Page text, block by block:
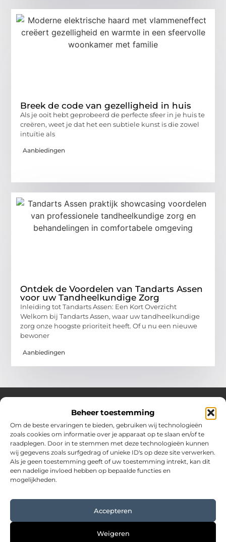
Beheer toestemming
Om de beste ervaringen te bieden, gebruiken wij technologieën
zoals cookies om informatie over je apparaat op te slaan en/of te
raadplegen. Door in te stemmen met deze technologieën kunnen
wij gegevens zoals surfgedrag of unieke ID's op deze site verwerken.
Als je geen toestemming geeft of uw toestemming intrekt, kan dit
een nadelige invloed hebben op bepaalde functies en
mogelijkheden.
Accepteren
Weigeren
Breek de code van gezelligheid in huis
Als je ooit hebt geprobeerd de perfecte sfeer in je huis te
creëren, weet je dat het een subtiele kunst is die zowel
intuïtie als
Aanbiedingen
Ontdek de Voordelen van Tandarts Assen
voor uw Tandheelkundige Zorg
Inleiding tot Tandarts Assen: Een Kort Overzicht
Welkom bij Tandarts Assen, waar uw tandheelkundige
zorg onze hoogste prioriteit heeft. Of u nu een nieuwe
bewoner
Aanbiedingen
Over Hostingplaneet
Jouw bron voor inspiratie en praktische tips voor het
dagelijks leven.
Verken een uitgebreide collectie blogs en artikelen boordevol
waardevolle adviezen en verrassende inzichten om elke dag
optimaal te benutten.